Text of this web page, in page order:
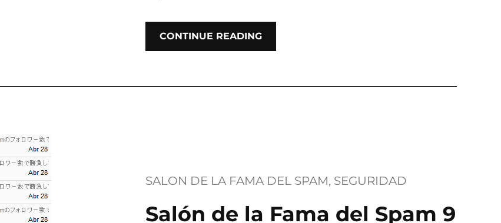
CONTINUE READING
SALON DE LA FAMA DEL SPAM, SEGURIDAD
Salón de la Fama del Spam 9